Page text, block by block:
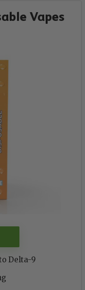
Vapes
Delta-9